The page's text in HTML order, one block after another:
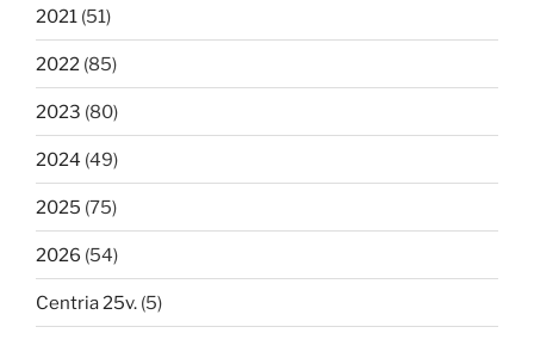
2021 (51)
2022 (85)
2023 (80)
2024 (49)
2025 (75)
2026 (54)
Centria 25v. (5)